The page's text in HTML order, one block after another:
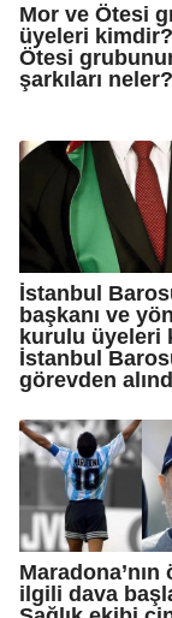
Mor ve Ötesi
üyeleri
Ötesi
şarkıları neler?
İstanbul
başkanı ve
kurulu üyeleri
İstanbul
görevden
ilgili dava